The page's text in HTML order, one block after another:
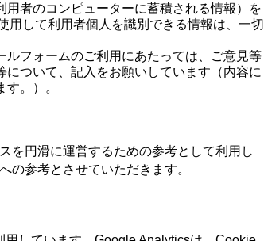
者のコンピューターに蓄積される情報）を
用して利用者個人を識別できる情報は、一切
ルフォームのご利用にあたっては、ご意見等
ついて、記入をお願いしています（内容に
。）。
を円滑に運営するための参考として利用し
の参考とさせていただきます。